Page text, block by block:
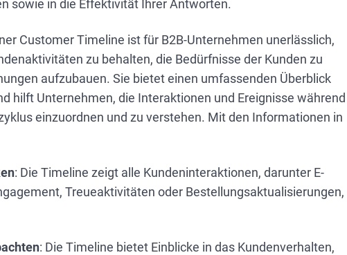
sowie in die Effektivität Ihrer Antworten.
Customer Timeline ist für B2B-Unternehmen unerlässlich,
zu behalten, die Bedürfnisse der Kunden zu
aufzubauen. Sie bietet einen umfassenden Überblick
hilft Unternehmen, die Interaktionen und Ereignisse während
einzuordnen und zu verstehen. Mit den Informationen in
: Die Timeline zeigt alle Kundeninteraktionen, darunter E-
Treueaktivitäten oder Bestellungsaktualisierungen,
: Die Timeline bietet Einblicke in das Kundenverhalten,